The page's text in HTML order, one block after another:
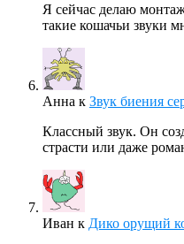
Я сейчас делаю
такие кошачьи звуки
Анна к Звук биения
Классный звук. Он
страсти или даже
Иван к Дико орущий